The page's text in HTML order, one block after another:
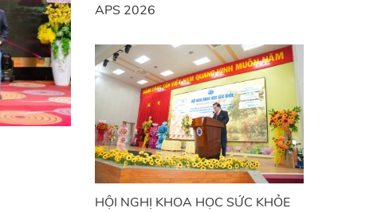
APS 2026
HỘI NGHỊ KHOA HỌC SỨC KHỎE